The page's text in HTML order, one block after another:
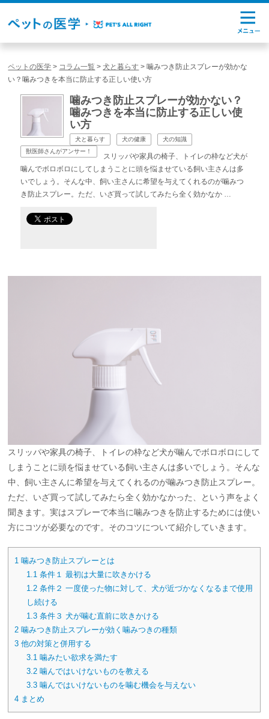
ペットの医学 > コラム一覧 >犬と暮らす >噛みつき防止スプレーが効かな
い？噛みつきを本当に防止する正しい使い方
噛みつき防止スプレーが効かない？
噛みつきを本当に防止する正しい使
い方
犬と暮らす 犬の健康
犬の知識
獣医師さんがアンサー！
スリッパや家具の椅子、トイレの枠など犬が
噛んでボロボロにしてしまうことに頭を悩ませている飼い主さんは多
いでしょう。そんな中、飼い主さんに希望を与えてくれるのが噛みつ
き防止スプレー。ただ、いざ買って試してみたら全く効かなか …
スリッパや家具の椅子、トイレの枠など犬が噛んでボロボロにして
しまうことに頭を悩ませている飼い主さんは多いでしょう。そんな
中、飼い主さんに希望を与えてくれるのが噛みつき防止スプレー。
ただ、いざ買って試してみたら全く効かなかった、という声をよく
聞きます。実はスプレーで本当に噛みつきを防止するためには使い
方にコツが必要なのです。そのコツについて紹介していきます。
1 噛みつき防止スプレーとは
1.1 条件１ 最初は大量に吹きかける
1.2 条件２ 一度使った物に対して、犬が近づかなくなるまで使用
し続ける
1.3 条件３ 犬が噛む直前に吹きかける
2 噛みつき防止スプレーが効く噛みつきの種類
3 他の対策と併用する
3.1 噛みたい欲求を満たす
3.2 噛んではいけないものを教える
3.3 噛んではいけないものを噛む機会を与えない
4 まとめ